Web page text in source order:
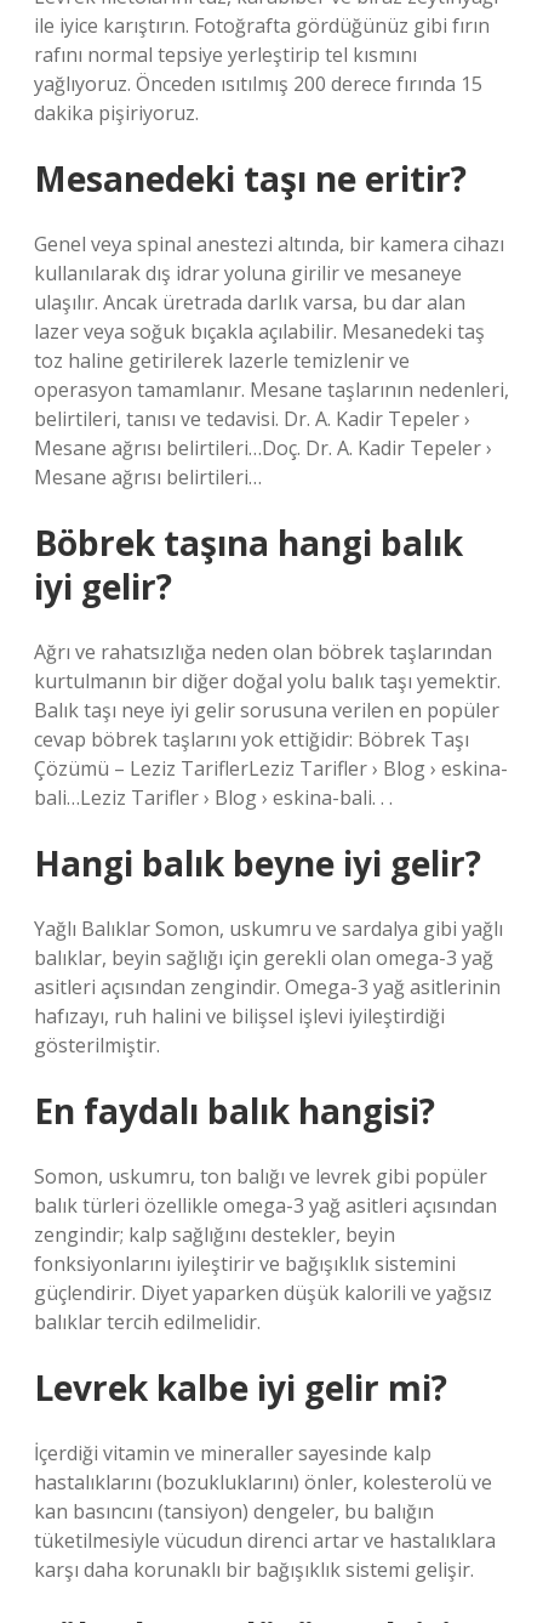
ile iyice karıştırın. Fotoğrafta gördüğünüz gibi fırın
rafını normal tepsiye yerleştirip tel kısmını
yağlıyoruz. Önceden ısıtılmış 200 derece fırında 15
dakika pişiriyoruz.
Mesanedeki taşı ne eritir?
Genel veya spinal anestezi altında, bir kamera cihazı
kullanılarak dış idrar yoluna girilir ve mesaneye
ulaşılır. Ancak üretrada darlık varsa, bu dar alan
lazer veya soğuk bıçakla açılabilir. Mesanedeki taş
toz haline getirilerek lazerle temizlenir ve
operasyon tamamlanır. Mesane taşlarının nedenleri,
belirtileri, tanısı ve tedavisi. Dr. A. Kadir Tepeler ›
Mesane ağrısı belirtileri…Doç. Dr. A. Kadir Tepeler ›
Mesane ağrısı belirtileri…
Böbrek taşına hangi balık
iyi gelir?
Ağrı ve rahatsızlığa neden olan böbrek taşlarından
kurtulmanın bir diğer doğal yolu balık taşı yemektir.
Balık taşı neye iyi gelir sorusuna verilen en popüler
cevap böbrek taşlarını yok ettiğidir: Böbrek Taşı
Çözümü – Leziz TariflerLeziz Tarifler › Blog › eskina-
bali…Leziz Tarifler › Blog › eskina-bali. . .
Hangi balık beyne iyi gelir?
Yağlı Balıklar Somon, uskumru ve sardalya gibi yağlı
balıklar, beyin sağlığı için gerekli olan omega-3 yağ
asitleri açısından zengindir. Omega-3 yağ asitlerinin
hafızayı, ruh halini ve bilişsel işlevi iyileştirdiği
gösterilmiştir.
En faydalı balık hangisi?
Somon, uskumru, ton balığı ve levrek gibi popüler
balık türleri özellikle omega-3 yağ asitleri açısından
zengindir; kalp sağlığını destekler, beyin
fonksiyonlarını iyileştirir ve bağışıklık sistemini
güçlendirir. Diyet yaparken düşük kalorili ve yağsız
balıklar tercih edilmelidir.
Levrek kalbe iyi gelir mi?
İçerdiği vitamin ve mineraller sayesinde kalp
hastalıklarını (bozukluklarını) önler, kolesterolü ve
kan basıncını (tansiyon) dengeler, bu balığın
tüketilmesiyle vücudun direnci artar ve hastalıklara
karşı daha korunaklı bir bağışıklık sistemi gelişir.